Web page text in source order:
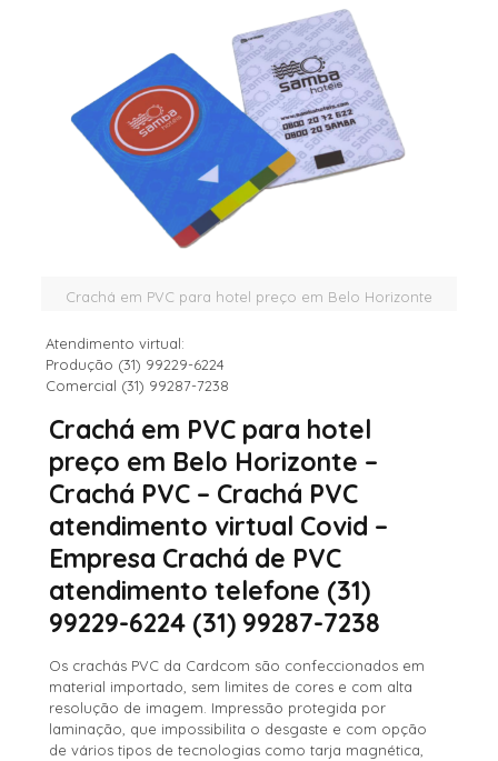
Crachá em PVC para hotel preço em Belo Horizonte
Atendimento virtual:
Produção (31) 99229-6224
Comercial (31) 99287-7238
Crachá em PVC para hotel
preço em Belo Horizonte –
Crachá PVC – Crachá PVC
atendimento virtual Covid –
Empresa Crachá de PVC
atendimento telefone (31)
99229-6224 (31) 99287-7238
Os crachás PVC da Cardcom são confeccionados em
material importado, sem limites de cores e com alta
resolução de imagem. Impressão protegida por
laminação, que impossibilita o desgaste e com opção
de vários tipos de tecnologias como tarja magnética,